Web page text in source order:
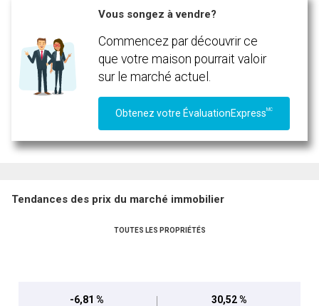
vous nous fournissez l'autorisation écrite de communiquer avec vous.
Vous songez à vendre?
Commencez par découvrir ce
que votre maison pourrait valoir
sur le marché actuel.
Obtenez votre ÉvaluationExpressMC
Tendances des prix du marché immobilier
TOUTES LES PROPRIÉTÉS
-6,81 % 30,52 %